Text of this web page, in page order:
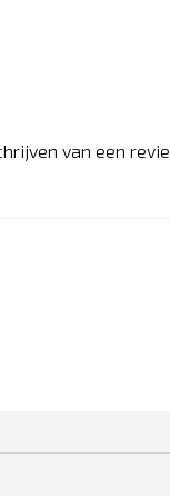
van een